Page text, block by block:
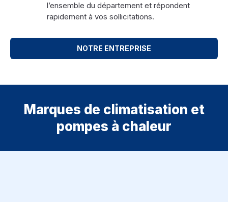
l’ensemble du département et répondent
rapidement à vos sollicitations.
NOTRE ENTREPRISE
Marques de climatisation et
pompes à chaleur